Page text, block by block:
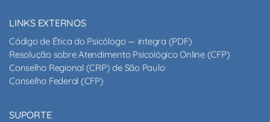
LINKS EXTERNOS
Código de Ética do Psicólogo — íntegra (PDF)
Resolução sobre Atendimento Psicológico Online (CFP)
Conselho Regional (CRP) de São Paulo
Conselho Federal (CFP)
SUPORTE